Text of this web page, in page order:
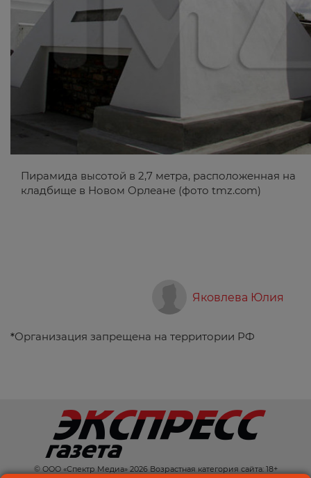
Пирамида высотой в 2,7 метра, расположенная на
кладбище в Новом Орлеане (фото tmz.com)
Яковлева Юлия
*Организация запрещена на территории РФ
© ООО «Спектр Медиа» 2026 Возрастная категория сайта: 18+